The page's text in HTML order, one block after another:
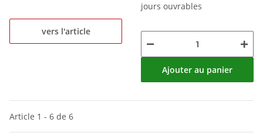
vers l'article
jours ouvrables
Ajouter au panier
Article 1 - 6 de 6